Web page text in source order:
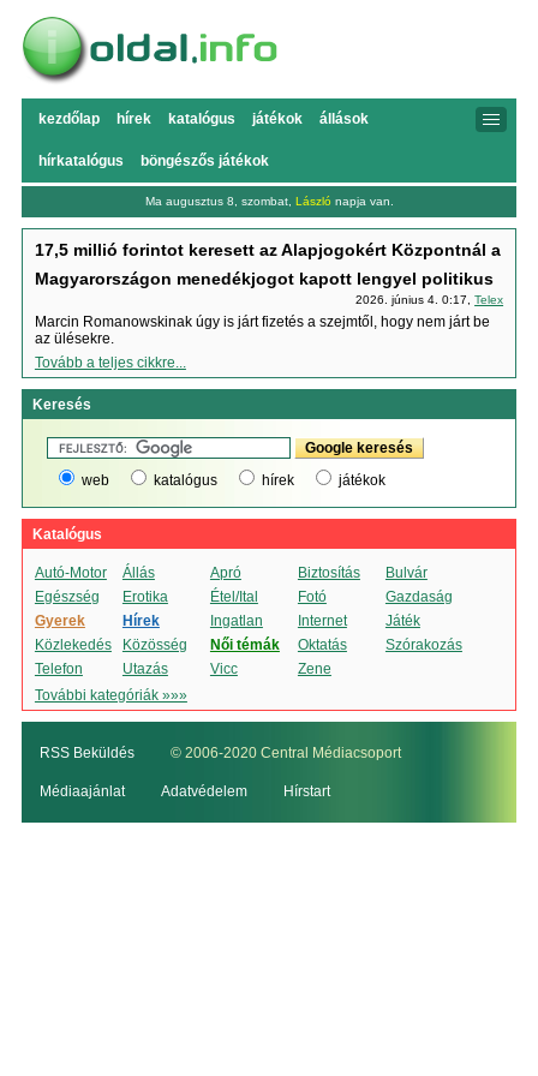
kezdőlap hírek katalógus játékok állások
hírkatalógus böngészős játékok
Ma augusztus 8, szombat, László napja van.
17,5 millió forintot keresett az Alapjogokért Központnál a
Magyarországon menedékjogot kapott lengyel politikus
2026. június 4. 0:17,Telex
Marcin Romanowskinak úgy is járt fizetés a szejmtől, hogy nem járt be
az ülésekre.
Tovább a teljes cikkre...
Keresés
web katalógus hírek játékok
Katalógus
Autó-Motor Állás Apró Biztosítás
Bulvár
Egészség
Erotika Étel/Ital Fotó
Gazdaság
Gyerek
Hírek Ingatlan Internet
Játék
Közlekedés
Közösség Női témák Oktatás
Szórakozás
Telefon
Utazás Vicc
Zene
További kategóriák »»»
RSS Beküldés © 2006-2020 Central Médiacsoport
Médiaajánlat Adatvédelem Hírstart